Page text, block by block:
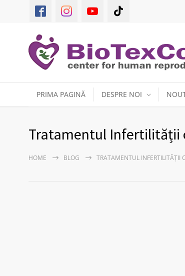
PRIMA PAGINĂ DESPRE NOI
Tratamentul Infertilității
HOME BLOG TRATAMENTUL INFERTILITĂȚII